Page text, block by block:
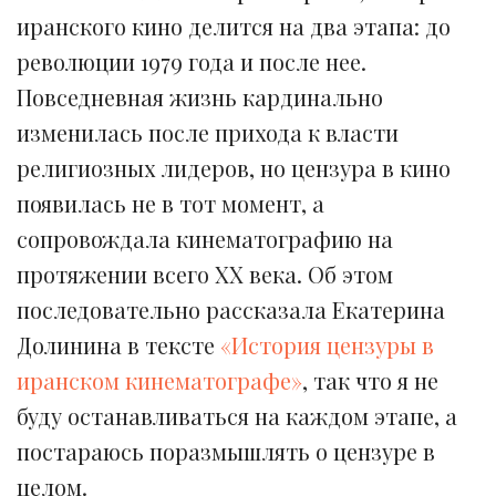
иранского кино делится на два этапа: до
революции 1979 года и после нее.
Повседневная жизнь кардинально
изменилась после прихода к власти
религиозных лидеров, но цензура в кино
появилась не в тот момент, а
сопровождала кинематографию на
протяжении всего XX века. Об этом
последовательно рассказала Екатерина
Долинина в тексте «История цензуры в
иранском кинематографе», так что я не
буду останавливаться на каждом этапе, а
постараюсь поразмышлять о цензуре в
целом.